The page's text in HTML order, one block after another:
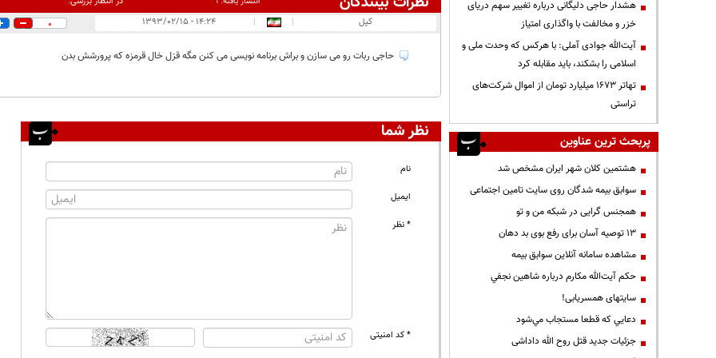
کپل |
| ۱۴:۲۴ - ۱۳۹۳/۰۲/۱۵ 0
حاجی ربات رو می سازن و براش برنامه نویسی می کنن مگه قزل خال قرمزه که پرورشش بدن
نظر شما
نام
ایمیل
* نظر
* کد امنیتی
هشدار حاجی دلیگانی درباره تغییر سهم دریای
خزر و مخالفت با واگذاری امتیاز
آیت‌الله جوادی آملی: با هرکس که وحدت ملی و
اسلامی را بشکند، باید مقابله کرد
تهاتر ۱۶۷۳ میلیارد تومان از اموال شرکت‌های
تراستی
پربحث ترین عناوین
هشتمین کلان شهر ایران مشخص شد
سوابق بیمه شدگان روی سایت تامین اجتماعی
همجنس گرایی در شبکه من و تو
13 توصیه آسان برای رفع بوی بد دهان
مشاهده سامانه آنلاين سوابق بیمه
حكم آيت‌الله مكارم درباره شاهين نجفي
سایتهای همسریابی!
دعايي كه قطعا مستجاب مي‌شود
جزئیات جدید قتل روح الله داداشی